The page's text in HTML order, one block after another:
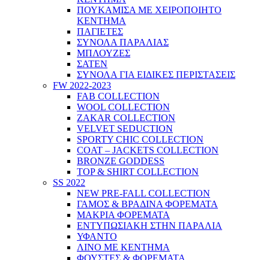
ΠΟΥΚΑΜΙΣΑ ΜΕ ΧΕΙΡΟΠΟΙΗΤΟ
ΚΕΝΤΗΜΑ
ΠΑΓΙΕΤΕΣ
ΣΥΝΟΛΑ ΠΑΡΑΛΙΑΣ
ΜΠΛΟΥΖΕΣ
ΣΑΤΕΝ
ΣΥΝΟΛΑ ΓΙΑ ΕΙΔΙΚΕΣ ΠΕΡΙΣΤΑΣΕΙΣ
FW 2022-2023
FAB COLLECTION
WOOL COLLECTION
ZAKAR COLLECTION
VELVET SEDUCTION
SPORTY CHIC COLLECTION
COAT – JACKETS COLLECTION
BRONZE GODDESS
TOP & SHIRT COLLECTION
SS 2022
NEW PRE-FALL COLLECTION
ΓΑΜΟΣ & ΒΡΑΔΙΝΑ ΦΟΡΕΜΑΤΑ
ΜΑΚΡΙΑ ΦΟΡΕΜΑΤΑ
ΕΝΤΥΠΩΣΙΑΚΗ ΣΤΗΝ ΠΑΡΑΛΙΑ
ΥΦΑΝΤΟ
ΛΙΝΟ ΜΕ ΚΕΝΤΗΜΑ
ΦΟΥΣΤΕΣ & ΦΟΡΕΜΑΤΑ